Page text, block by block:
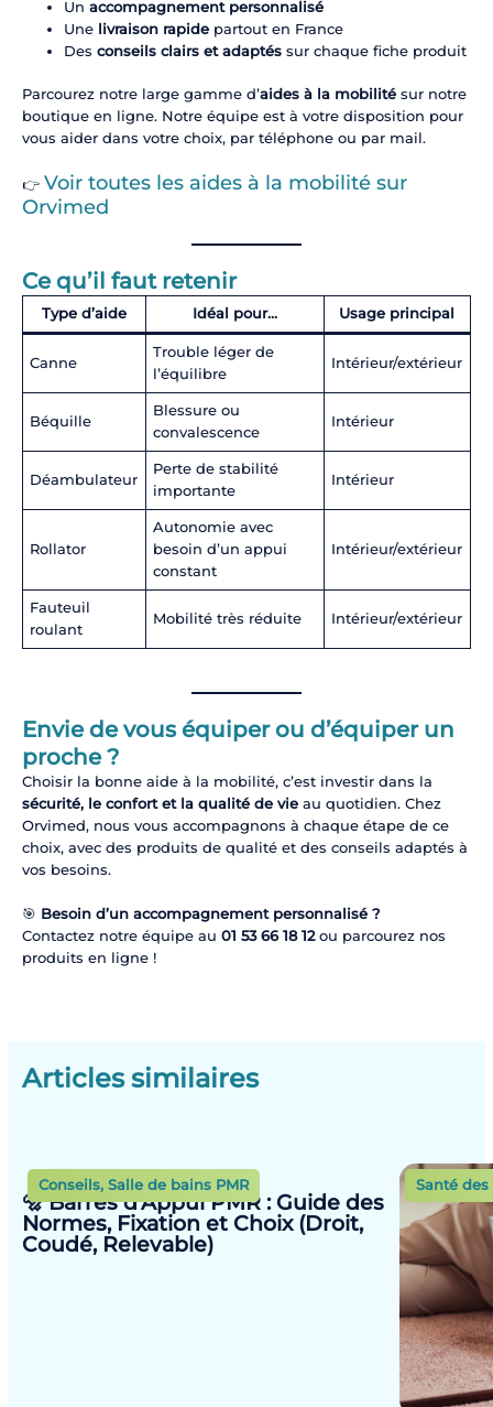
Un accompagnement personnalisé
Une livraison rapidepartout en France
Des conseils clairs et adaptéssur chaque fiche produit
Parcourez notre large gamme d’aides à la mobilitésur notre
boutique en ligne. Notre équipe est à votre disposition pour
vous aider dans votre choix, par téléphone ou par mail.
👉 Voir toutes les aides à la mobilité sur
Orvimed
Ce qu’il faut retenir
Type d’aide Idéal pour… Usage principal
Canne
Trouble léger de
l’équilibre
Intérieur/extérieur
Béquille
Blessure ou
convalescence
Intérieur
Déambulateur
Perte de stabilité
importante
Intérieur
Rollator
Autonomie avec
besoin d’un appui
constant
Intérieur/extérieur
Fauteuil
roulant
Mobilité très réduite Intérieur/extérieur
Envie de vous équiper ou d’équiper un
proche ?
Choisir la bonne aide à la mobilité, c’est investir dans la
sécurité, le confort et la qualité de vieau quotidien. Chez
Orvimed, nous vous accompagnons à chaque étape de ce
choix, avec des produits de qualité et des conseils adaptés à
vos besoins.
🎯 Besoin d’un accompagnement personnalisé ?
Contactez notre équipe au 01 53 66 18 12ou parcourez nos
produits en ligne !
Articles similaires
🔩 Barres d’Appui PMR : Guide des
Normes, Fixation et Choix (Droit,
Coudé, Relevable)
Conseils, Salle de bains PMR Santé des